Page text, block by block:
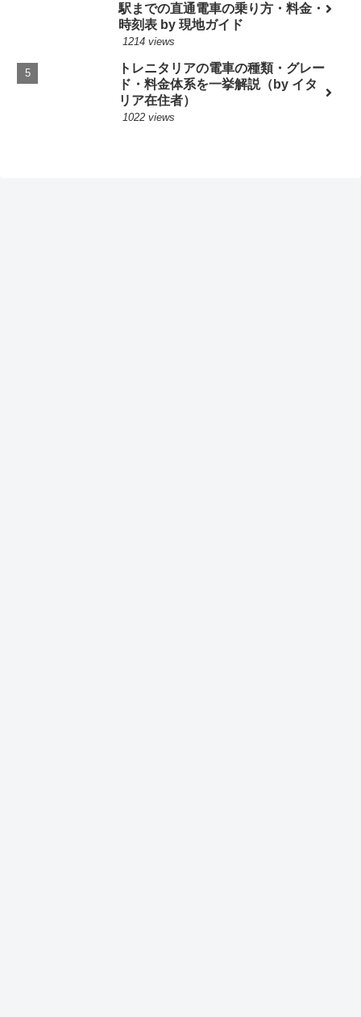
駅までの直通電車の乗り方・料金・
時刻表 by 現地ガイド
1214 views
トレニタリアの電車の種類・グレー
ド・料金体系を一挙解説（by イタ
リア在住者）
1022 views